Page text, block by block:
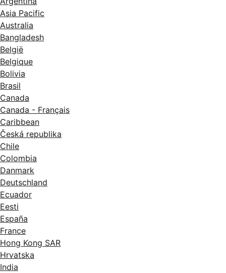
Asia Pacific
Australia
Bangladesh
België
Belgique
Bolivia
Brasil
Canada
Canada - Français
Caribbean
Česká republika
Chile
Colombia
Danmark
Deutschland
Ecuador
Eesti
España
France
Hong Kong SAR
Hrvatska
India